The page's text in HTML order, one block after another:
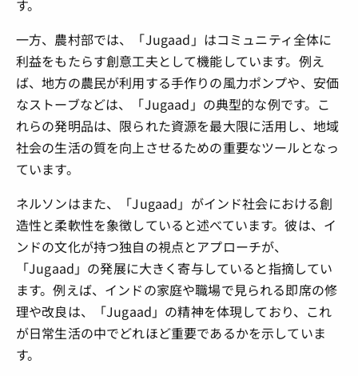
す。
一方、農村部では、「Jugaad」はコミュニティ全体に
利益をもたらす創意工夫として機能しています。例え
ば、地方の農民が利用する手作りの風力ポンプや、安価
なストーブなどは、「Jugaad」の典型的な例です。こ
れらの発明品は、限られた資源を最大限に活用し、地域
社会の生活の質を向上させるための重要なツールとなっ
ています。
ネルソンはまた、「Jugaad」がインド社会における創
造性と柔軟性を象徴していると述べています。彼は、イ
ンドの文化が持つ独自の視点とアプローチが、
「Jugaad」の発展に大きく寄与していると指摘してい
ます。例えば、インドの家庭や職場で見られる即席の修
理や改良は、「Jugaad」の精神を体現しており、これ
が日常生活の中でどれほど重要であるかを示していま
す。